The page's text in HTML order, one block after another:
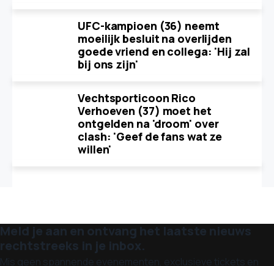
UFC-kampioen (36) neemt
moeilijk besluit na overlijden
goede vriend en collega: 'Hij zal
bij ons zijn'
Vechtsporticoon Rico
Verhoeven (37) moet het
ontgelden na 'droom' over
clash: 'Geef de fans wat ze
willen'
Meld je aan en ontvang het laatste nieuws
rechtstreeks in je inbox.
Mis geen spannende evenementen, exclusieve tickets en